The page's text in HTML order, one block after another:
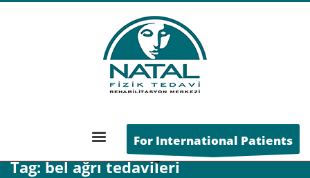
For International Patients
POSTS TAGGED "BEL AĞRI TEDAVILERI"
Tag: bel ağrı tedavileri